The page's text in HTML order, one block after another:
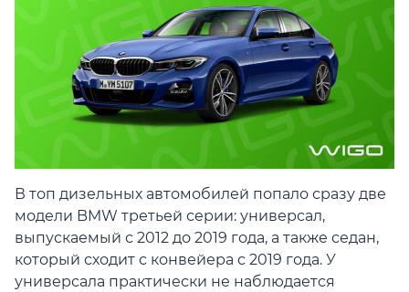
В топ дизельных автомобилей попало сразу две
модели BMW третьей серии: универсал,
выпускаемый с 2012 до 2019 года, а также седан,
который сходит с конвейера с 2019 года. У
универсала практически не наблюдается